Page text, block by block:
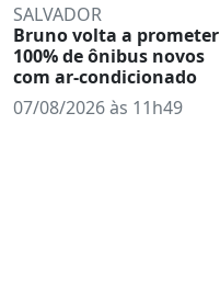
SALVADOR
Bruno volta a prometer
100% de ônibus novos
com ar-condicionado
07/08/2026 às 11h49